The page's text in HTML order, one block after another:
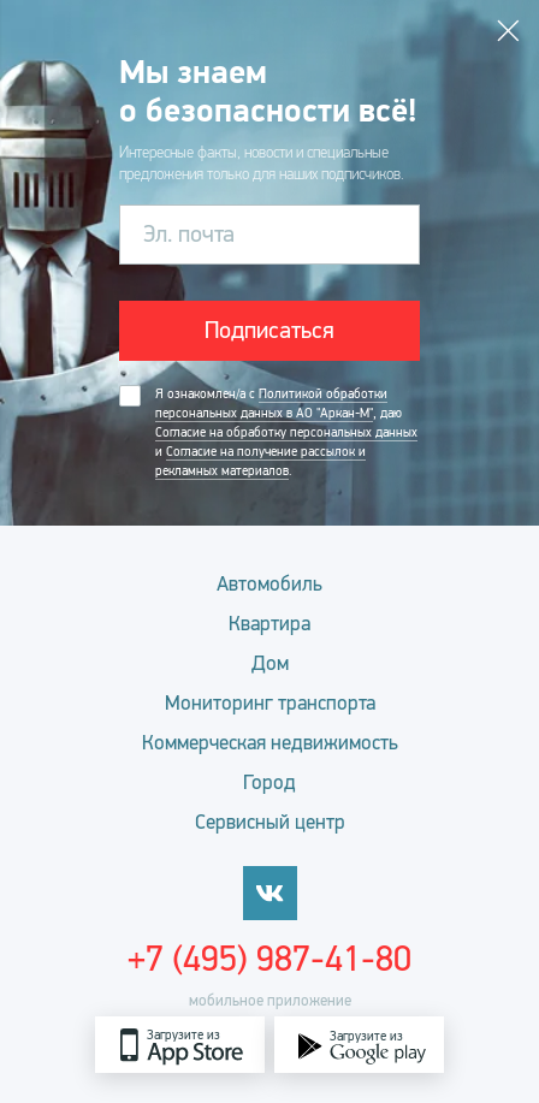
Мы знаем
о безопасности всё!
Интересные факты, новости и специальные
предложения только для наших подписчиков.
Эл. почта
Подписаться
Я ознакомлен/а с Политикой обработки
персональных данных в АО "Аркан-М", даю
Согласие на обработку персональных данных
и Согласие на получение рассылок и
рекламных материалов.
Автомобиль
Квартира
Дом
Мониторинг транспорта
Коммерческая недвижимость
Город
Сервисный центр
мобильное приложение
Загрузите из Загрузите из
+7 (495) 987-41-80